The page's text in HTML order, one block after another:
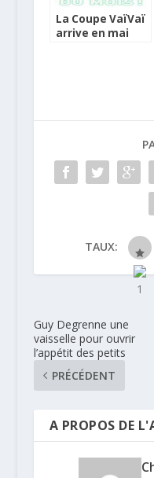
La Coupe VaïVaï
arrive en mai
TAUX:
Guy Degrenne une
vaisselle pour ouvrir
l’appétit des petits
PRÉCÉDENT
A PROPOS DE